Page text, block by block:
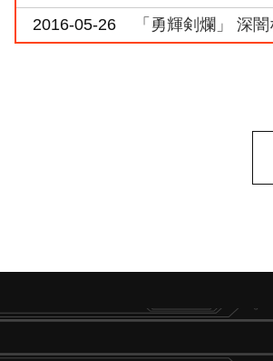
2016-05-26
「勇輝剣爛」 深